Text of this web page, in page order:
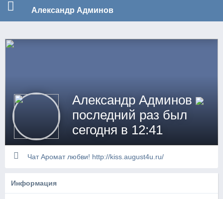
no_log
Александр Админов
Александр Админов
последний раз был
сегодня в 12:41
Чат Аромат любви! http://kiss.august4u.ru/
Информация